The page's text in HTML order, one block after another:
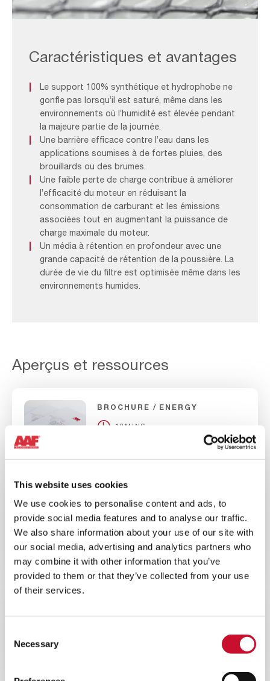
This website uses cookies
We use cookies to personalise content and ads, to
provide social media features and to analyse our traffic.
We also share information about your use of our site with
our social media, advertising and analytics partners who
may combine it with other information that you’ve
provided to them or that they’ve collected from your use
of their services.
Selection
Necessary
Caractéristiques et avantages
Le support 100% synthétique et hydrophobe ne
gonfle pas lorsqu’il est saturé, même dans les
environnements où l’humidité est élevée pendant
la majeure partie de la journée.
Une barrière efficace contre l’eau dans les
applications soumises à de fortes pluies, des
brouillards ou des brumes.
Une faible perte de charge contribue à améliorer
l’efficacité du moteur en réduisant la
consommation de carburant et les émissions
associées tout en augmentant la puissance de
charge maximale du moteur.
Un média à rétention en profondeur avec une
grande capacité de rétention de la poussière. La
durée de vie du filtre est optimisée même dans les
environnements humides.
Aperçus et ressources
BROCHURE ENERGY
10MINS
BLOG ENERGY
10MINS
Comprendre les impacts d’une
mauvaise filtration de l’air sur le
rendement des turbines à gaz
Comprendre l’impact de l’humidité